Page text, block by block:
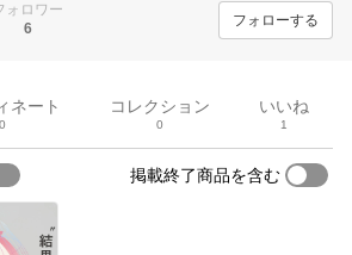
ォロワー
6
フォローする
ネート
0
コレクション
0
いいね
1
掲載終了商品を含む